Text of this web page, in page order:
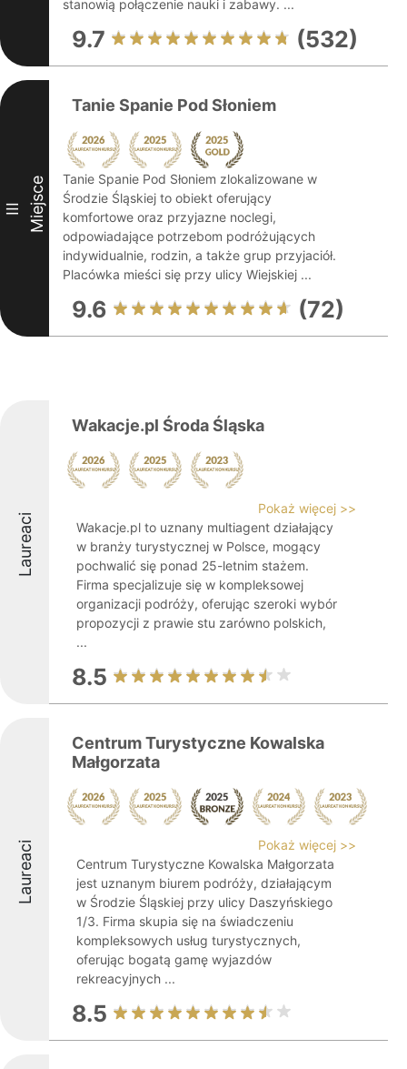
stanowią połączenie nauki i zabawy. ...
9.7 (532)
III Miejsce
Tanie Spanie Pod Słoniem
Tanie Spanie Pod Słoniem zlokalizowane w
Środzie Śląskiej to obiekt oferujący
komfortowe oraz przyjazne noclegi,
odpowiadające potrzebom podróżujących
indywidualnie, rodzin, a także grup przyjaciół.
Placówka mieści się przy ulicy Wiejskiej ...
9.6 (72)
Laureaci
Wakacje.pl Środa Śląska
Pokaż więcej >>
Wakacje.pl to uznany multiagent działający
w branży turystycznej w Polsce, mogący
pochwalić się ponad 25-letnim stażem.
Firma specjalizuje się w kompleksowej
organizacji podróży, oferując szeroki wybór
propozycji z prawie stu zarówno polskich,
...
8.5
Laureaci
Centrum Turystyczne Kowalska
Małgorzata
Pokaż więcej >>
Centrum Turystyczne Kowalska Małgorzata
jest uznanym biurem podróży, działającym
w Środzie Śląskiej przy ulicy Daszyńskiego
1/3. Firma skupia się na świadczeniu
kompleksowych usług turystycznych,
oferując bogatą gamę wyjazdów
rekreacyjnych ...
8.5